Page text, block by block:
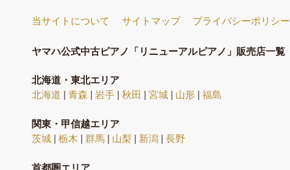
当サイトについて サイトマップ プライバシーポリシー
ヤマハ公式中古ピアノ「リニューアルピアノ」販売店一覧
北海道・東北エリア
北海道 | 青森 | 岩手 | 秋田 | 宮城 | 山形 | 福島
関東・甲信越エリア
茨城 | 栃木 | 群馬 | 山梨 | 新潟 | 長野